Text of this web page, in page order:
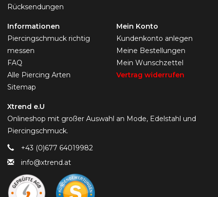
Rücksendungen
Informationen
Piercingschmuck richtig
messen
FAQ
Alle Piercing Arten
Sitemap
Mein Konto
Kundenkonto anlegen
Meine Bestellungen
Mein Wunschzettel
Vertrag widerrufen
Xtrend e.U
Onlineshop mit großer Auswahl an Mode, Edelstahl und
Piercingschmuck.
+43 (0)677 64019982
info@xtrend.at